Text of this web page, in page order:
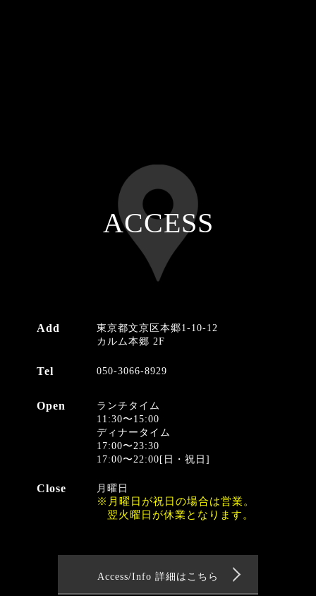
ACCESS
Add
東京都文京区本郷1-10-12
カルム本郷 2F
Tel 050-3066-8929
Open
ランチタイム
11:30〜15:00
ディナータイム
17:00〜23:30
17:00〜22:00[日・祝日]
Close 月曜日
月曜日が祝日の場合は営業。
翌火曜日が休業となります。
Access/Info 詳細はこちら